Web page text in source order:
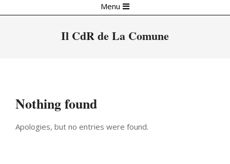
Navigation
Menu
Il CdR de La Comune
Nothing found
Apologies, but no entries were found.